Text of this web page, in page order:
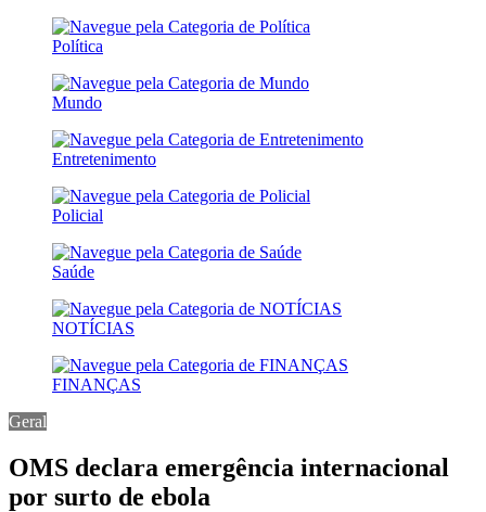
Política
Mundo
Entretenimento
Policial
Saúde
NOTÍCIAS
FINANÇAS
Geral
OMS declara emergência internacional
por surto de ebola